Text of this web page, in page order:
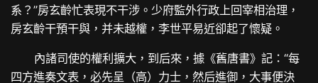
系？”房玄齡忙表現不干涉。少府監外行政上回宰相治理，
房玄齡干預干與，并未越權，李世平易近卻起了懷疑。
內諸司使的權利擴大，到后來，據《舊唐書》記：“每
四方進奏文表，必先呈（高）力士，然后進御，大事便決